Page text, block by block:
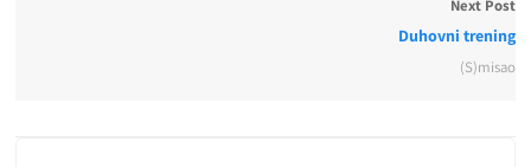
Next Post
Duhovni trening
(S)misao